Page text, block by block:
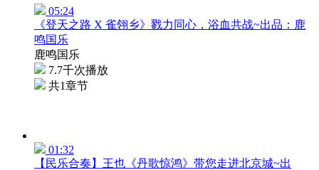
05:24
《登天之路 X 雀翎乡》戮力同心，浴血共战~出品：鹿
鸣国乐
鹿鸣国乐
7.7千次播放
共1章节
01:32
【民乐合奏】王也《丹歌惊鸿》带您走进北京城~出